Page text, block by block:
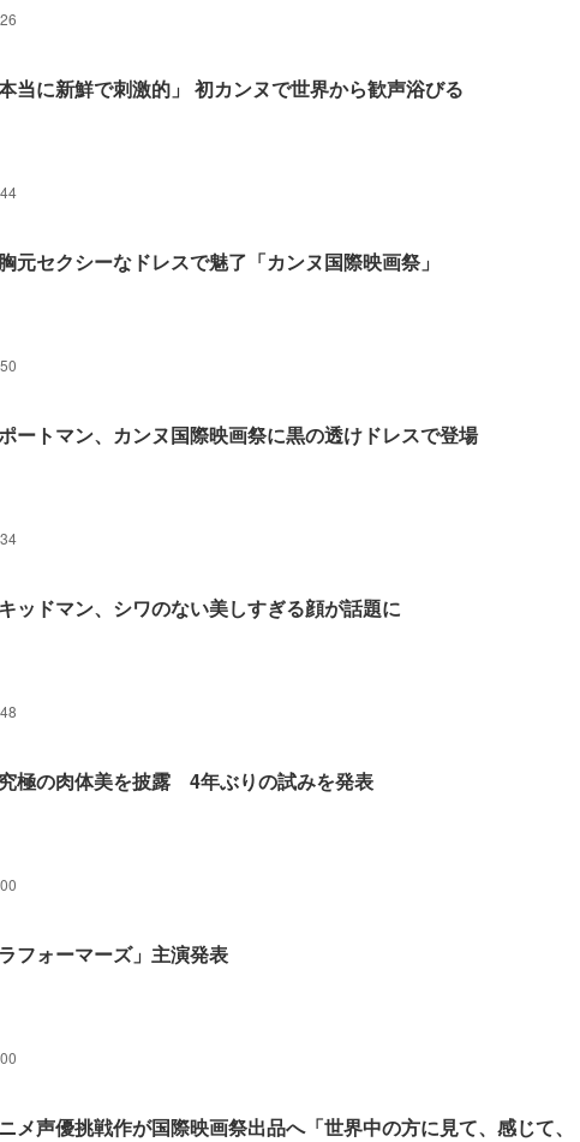
当に新鮮で刺激的」 初カンヌで世界から歓声浴びる
元セクシーなドレスで魅了「カンヌ国際映画祭」
ートマン、カンヌ国際映画祭に黒の透けドレスで登場
ッドマン、シワのない美しすぎる顔が話題に
極の肉体美を披露 4年ぶりの試みを発表
フォーマーズ」主演発表
メ声優挑戦作が国際映画祭出品へ「世界中の方に見て、感じて、